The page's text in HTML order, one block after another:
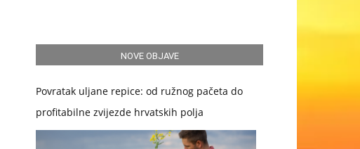
NOVE OBJAVE
Povratak uljane repice: od ružnog pačeta do
profitabilne zvijezde hrvatskih polja